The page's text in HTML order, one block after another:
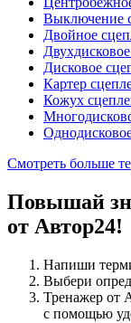
Выключение
Двойное
Дисковое
Картер
Кожух
Смотреть больше
Повышай
от Автор24!
Напиши
Выбери
Тренажер от
с помощью